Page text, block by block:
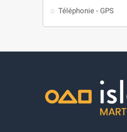
Téléphonie - GPS